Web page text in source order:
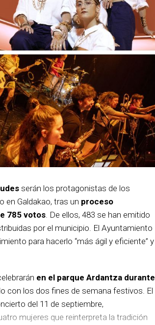
serán los protagonistas de los
en Galdakao, tras un proceso
785 votos . De ellos, 483 se han emitido
por el municipio. El Ayuntamiento
para hacerlo “más ágil y eficiente” y
en el parque Ardantza durante
con los dos fines de semana festivos. El
del 11 de septiembre,
mujeres que reinterpreta la tradición